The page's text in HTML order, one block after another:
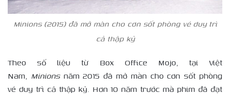
Minions (2015) đã mở màn cho cơn sốt phòng vé duy trì
cả thập kỷ
Theo số liệu từ Box Office Mojo, tại Việt
Nam, Minionsnăm 2015 đã mở màn cho cơn sốt phòng
vé duy trì cả thập kỷ. Hơn 10 năm trước mà phim đã đạt